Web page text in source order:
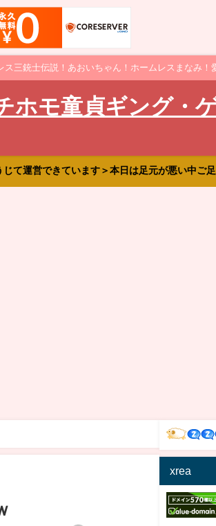
三銃士伝説！あおいちゃん！ホームレスまなみ！
ホモ童貞ギング・
て運営できています＞本日は足元が悪い中ご
xrea